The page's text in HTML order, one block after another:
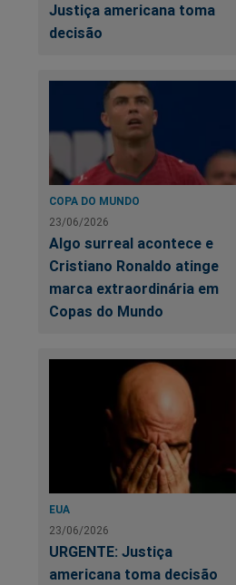
Justiça americana toma
decisão
COPA DO MUNDO
23/06/2026
Algo surreal acontece e
Cristiano Ronaldo atinge
marca extraordinária em
Copas do Mundo
EUA
23/06/2026
URGENTE: Justiça
americana toma decisão